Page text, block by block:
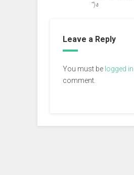
'︠)ง
Leave a Reply
You must be logged in
comment.